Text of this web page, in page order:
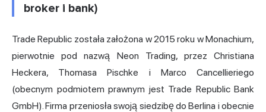
broker i bank)
Trade Republic została założona w 2015 roku w Monachium,
pierwotnie pod nazwą Neon Trading, przez Christiana
Heckera, Thomasa Pischke i Marco Cancellieriego
(obecnym podmiotem prawnym jest Trade Republic Bank
GmbH). Firma przeniosła swoją siedzibę do Berlina i obecnie